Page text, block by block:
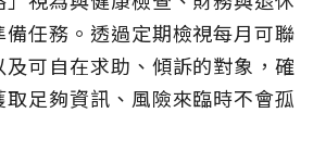
任務。透過定期檢視每月可聯
可自在求助、傾訴的對象，確
足夠資訊、風險來臨時不會孤